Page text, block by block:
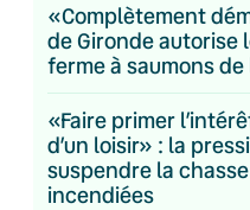
«Complètement
de Gironde autorise
ferme à saumons
«Faire primer
d’un loisir» : la
suspendre la
incendiées